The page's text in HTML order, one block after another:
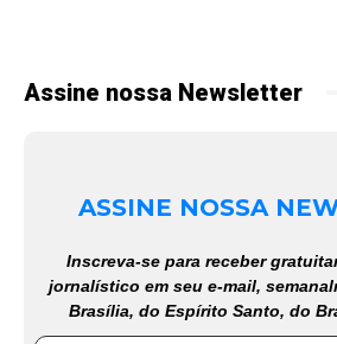
Assine nossa Newsletter
ASSINE NOSSA
Inscreva-se para receber
jornalístico em seu e-mail,
Brasília, do Espírito Santo, do